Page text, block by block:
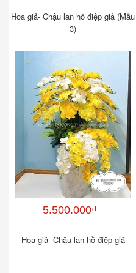
Hoa giả- Chậu lan hồ điệp giả (Mẫu
3)
5.500.000₫
Hoa giả- Chậu lan hồ điệp giả